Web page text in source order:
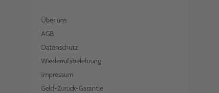
Über uns
AGB
Datenschutz
Wiederrufsbelehrung
Impressum
Geld-Zurück-Garantie